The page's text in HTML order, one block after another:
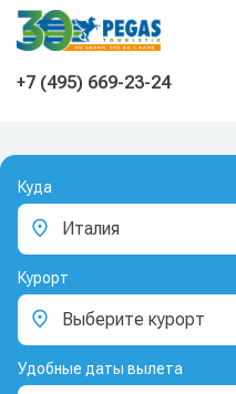
На главную
+7 (495) 669-23-24
Куда
Италия
Курорт
Выберите курорт
Удобные даты вылета